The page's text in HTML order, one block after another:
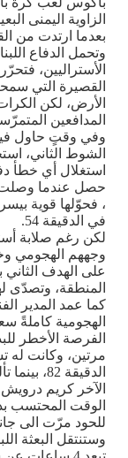
الزاوية اليمنى
بعدما ارتدت من
وتحمل الدفاع
الأستراليين،
القصيرة التي
الأرض، لكن
المدافعين
وفي وقتٍ حاول فيه
الشوط الثاني،
استغلال أي خطأ
حصل عندما وصلت
، فحوّلها قوية
في الدقيقة 54.
لكن رغم صلابة
على الهدف
المنطقة، وتصدّى
كما عمد المدير
الهجومية كاملةً
الفرصة الأخطر
مرتين، وكانت له
الدقيقة
الآخر كريم
الوقت المحتسب
للحود مرّت الى
وستنتقل البعثة